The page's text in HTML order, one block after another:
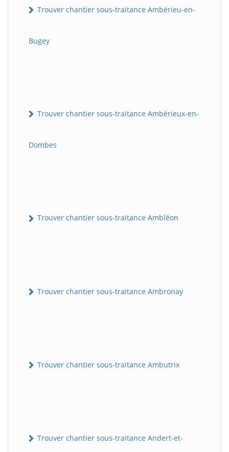
Trouver chantier sous-traitance Ambérieu-en-
Bugey
Trouver chantier sous-traitance Ambérieux-en-
Dombes
Trouver chantier sous-traitance Ambléon
Trouver chantier sous-traitance Ambronay
Trouver chantier sous-traitance Ambutrix
Trouver chantier sous-traitance Andert-et-